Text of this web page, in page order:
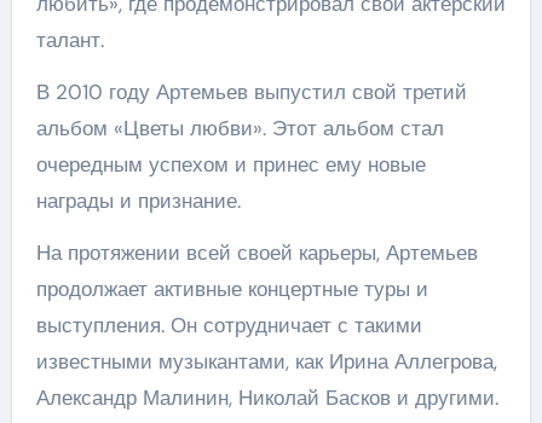
талант.
В 2010 году Артемьев выпустил свой третий
альбом «Цветы любви». Этот альбом стал
очередным успехом и принес ему новые
награды и признание.
На протяжении всей своей карьеры, Артемьев
продолжает активные концертные туры и
выступления. Он сотрудничает с такими
известными музыкантами, как Ирина Аллегрова,
Александр Малинин, Николай Басков и другими.